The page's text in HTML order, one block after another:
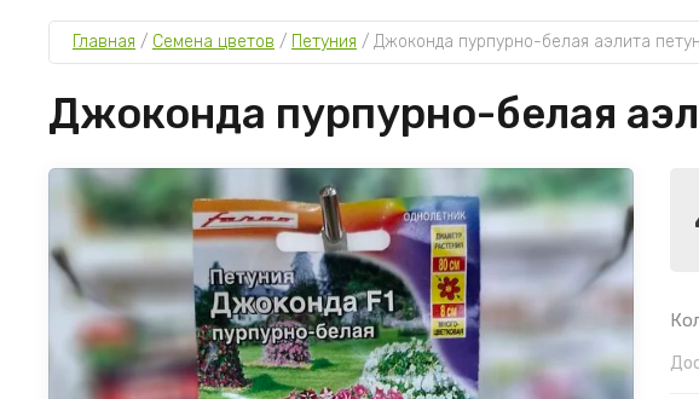
Главная / Семена цветов / Петуния / Джоконда пурпурно-белая аэлита
Джоконда пурпурно-белая